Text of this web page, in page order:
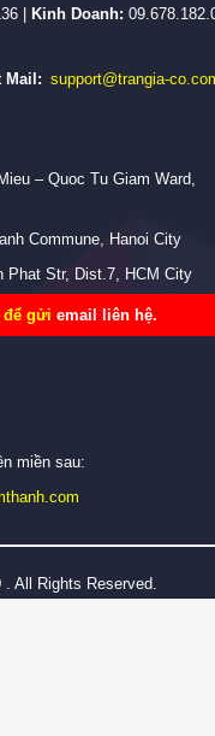
| Kinh Doanh:
Mail: support@trangia-
– Quoc Tu Giam Ward,
Commune, Hanoi City
Phat Str, Dist.7, HCM City
để gửi email liên hệ.
miền sau:
All Rights Reserved.